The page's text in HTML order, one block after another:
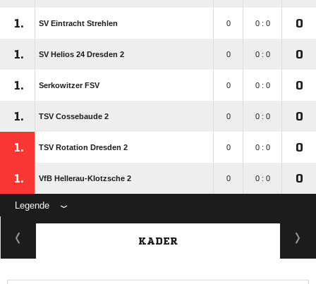
1. SV Eintracht Strehlen 0 0 : 0 0
1. SV Helios 24 Dresden 2 0 0 : 0 0
1. Serkowitzer FSV 0 0 : 0 0
1. TSV Cossebaude 2 0 0 : 0 0
1. TSV Rotation Dresden 2 0 0 : 0 0
1. VfB Hellerau-Klotzsche 2 0 0 : 0 0
Legende
KADER